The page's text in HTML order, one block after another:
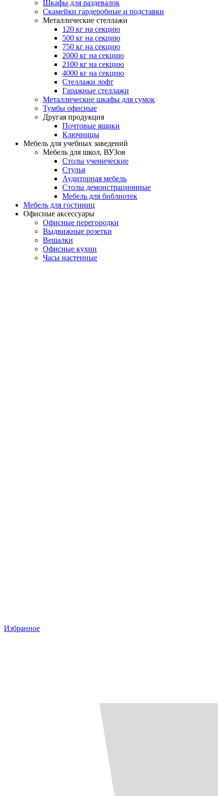
Шкафы для раздевалок
Скамейки гардеробные и подставки
Металлические стеллажи
120 кг на секцию
500 кг на секцию
750 кг на секцию
2000 кг на секцию
2100 кг на секцию
4000 кг на секцию
Стеллажи лофт
Гаражные стеллажи
Металлические шкафы для сумок
Тумбы офисные
Другая продукция
Почтовые ящики
Ключницы
Мебель для учебных заведений
Мебель для школ, ВУЗов
Столы ученические
Стулья
Аудиторная мебель
Столы демонстрационные
Мебель для библиотек
Мебель для гостиниц
Офисные аксессуары
Офисные перегородки
Выдвижные розетки
Вешалки
Офисные кухни
Часы настенные
Избранное